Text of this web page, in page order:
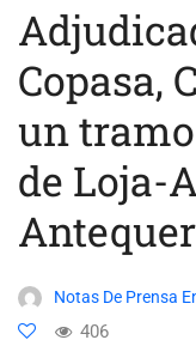
Copasa,
un
de Loja-
Notas De Prensa
406